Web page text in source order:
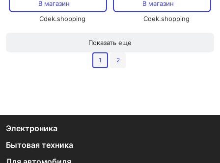
В магазин
Cdek.shopping
В магазин
Cdek.shopping
Показать еще
1 2
Электроника
Бытовая техника